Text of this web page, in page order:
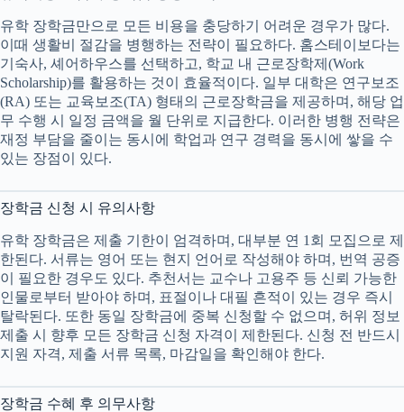
유학 장학금만으로 모든 비용을 충당하기 어려운 경우가 많다.
이때 생활비 절감을 병행하는 전략이 필요하다. 홈스테이보다는
기숙사, 셰어하우스를 선택하고, 학교 내 근로장학제(Work
Scholarship)를 활용하는 것이 효율적이다. 일부 대학은 연구보조
(RA) 또는 교육보조(TA) 형태의 근로장학금을 제공하며, 해당 업
무 수행 시 일정 금액을 월 단위로 지급한다. 이러한 병행 전략은
재정 부담을 줄이는 동시에 학업과 연구 경력을 동시에 쌓을 수
있는 장점이 있다.
장학금 신청 시 유의사항
유학 장학금은 제출 기한이 엄격하며, 대부분 연 1회 모집으로 제
한된다. 서류는 영어 또는 현지 언어로 작성해야 하며, 번역 공증
이 필요한 경우도 있다. 추천서는 교수나 고용주 등 신뢰 가능한
인물로부터 받아야 하며, 표절이나 대필 흔적이 있는 경우 즉시
탈락된다. 또한 동일 장학금에 중복 신청할 수 없으며, 허위 정보
제출 시 향후 모든 장학금 신청 자격이 제한된다. 신청 전 반드시
지원 자격, 제출 서류 목록, 마감일을 확인해야 한다.
장학금 수혜 후 의무사항